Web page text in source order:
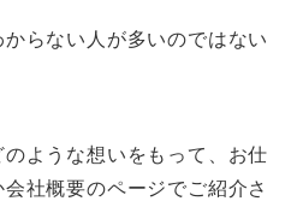
らない人が多いのではない
ような想いをもって、お仕
社概要のページでご紹介さ